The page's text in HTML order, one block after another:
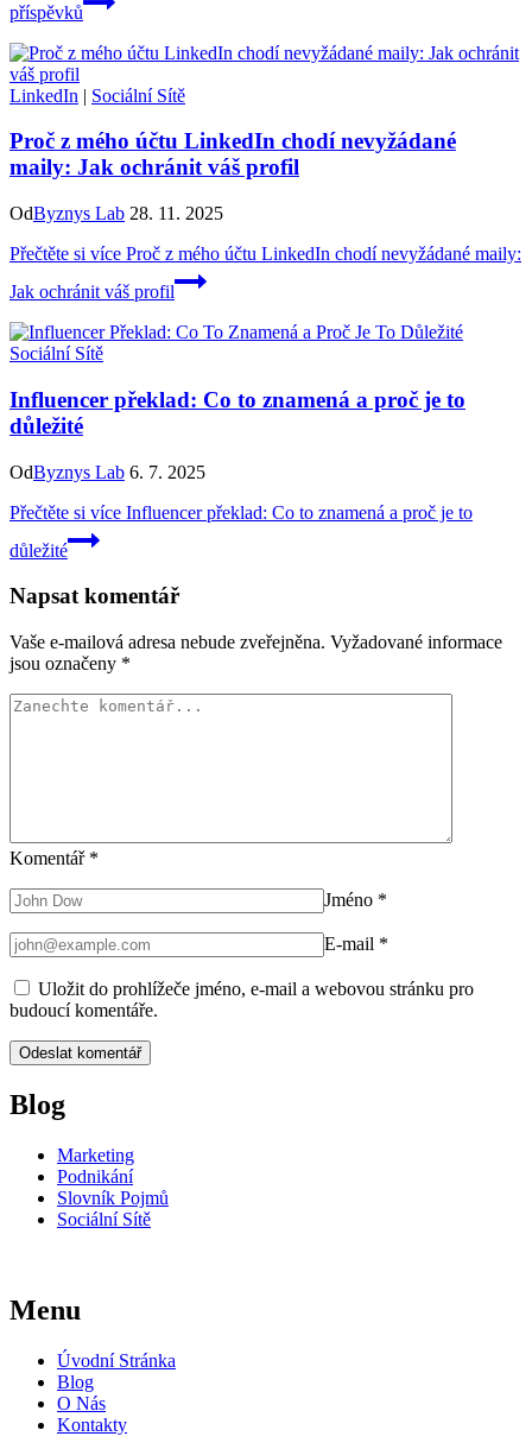
příspěvků
LinkedIn | Sociální Sítě
Proč z mého účtu LinkedIn chodí nevyžádané
maily: Jak ochránit váš profil
OdByznys Lab 28. 11. 2025
Přečtěte si více Proč z mého účtu LinkedIn chodí nevyžádané maily:
Jak ochránit váš profil
Sociální Sítě
Influencer překlad: Co to znamená a proč je to
důležité
OdByznys Lab 6. 7. 2025
Přečtěte si více Influencer překlad: Co to znamená a proč je to
důležité
Napsat komentář
Vaše e-mailová adresa nebude zveřejněna. Vyžadované informace
jsou označeny *
Komentář *
Jméno *
E-mail *
Uložit do prohlížeče jméno, e-mail a webovou stránku pro
budoucí komentáře.
Blog
Marketing
Podnikání
Slovník Pojmů
Sociální Sítě
Menu
Úvodní Stránka
Blog
O Nás
Kontakty